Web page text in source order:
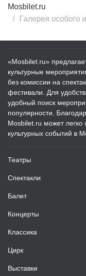
Mosbilet.ru
Галерея особого
«Mosbilet.ru»
культурные
без комиссии на
фестивали. Для
удобный поиск
популярности.
Mosbilet.ru может
культурных событий в
Театры
Спектакли
Балет
Концерты
Классика
Цирк
Выставки